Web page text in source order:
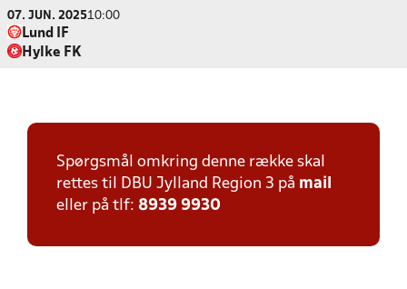
07. JUN. 202510:00
Lund IF
Hylke FK
Spørgsmål omkring denne række skal
rettes til DBU Jylland Region 3 på mail
eller på tlf: 8939 9930